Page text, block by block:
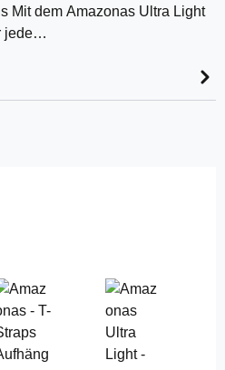
Mit dem Amazonas Ultra Light
jede…